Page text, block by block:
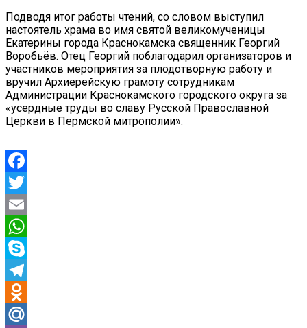
Подводя итог работы чтений, со словом выступил
настоятель храма во имя святой великомученицы
Екатерины города Краснокамска священник Георгий
Воробьёв. Отец Георгий поблагодарил организаторов и
участников мероприятия за плодотворную работу и
вручил Архиерейскую грамоту сотрудникам
Администрации Краснокамского городского округа за
«усердные труды во славу Русской Православной
Церкви в Пермской митрополии».
Facebook
Twitter
Email
WhatsApp
Skype
Telegram
Odnoklassniki